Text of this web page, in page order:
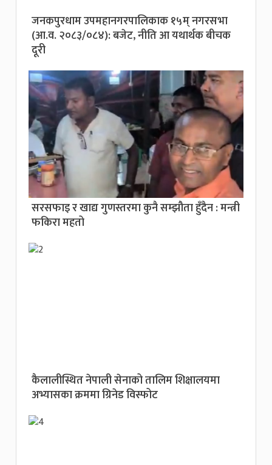
जनकपुरधाम उपमहानगरपालिकाक १५म् नगरसभा
(आ.व. २०८३/०८४): बजेट, नीति आ यथार्थक बीचक
दूरी
सरसफाइ र खाद्य गुणस्तरमा कुनै सम्झौता हुँदैन : मन्त्री
फकिरा महतो
कैलालीस्थित नेपाली सेनाको तालिम शिक्षालयमा
अभ्यासका क्रममा ग्रिनेड विस्फोट